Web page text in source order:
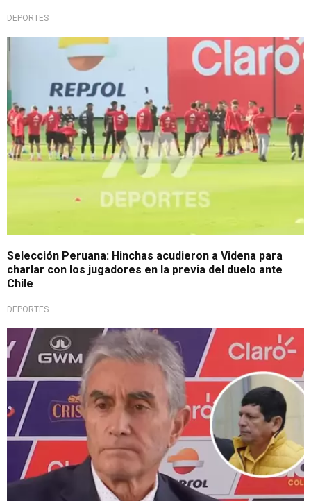
DEPORTES
¿Hubo respaldo o ajuste?
Selección Peruana: Hinchas acudieron a Videna para
charlar con los jugadores en la previa del duelo ante
Chile
DEPORTES
Está afectado